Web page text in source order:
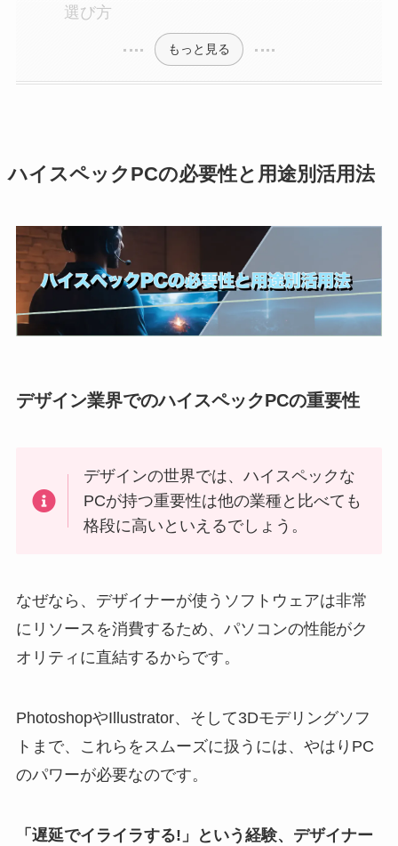
選び方
もっと見る
ハイスペックPCの必要性と用途別活用法
デザイン業界でのハイスペックPCの重要性
デザインの世界では、ハイスペックな
PCが持つ重要性は他の業種と比べても
格段に高いといえるでしょう。
なぜなら、デザイナーが使うソフトウェアは非常
にリソースを消費するため、パソコンの性能がク
オリティに直結するからです。
PhotoshopやIllustrator、そして3Dモデリングソフ
トまで、これらをスムーズに扱うには、やはりPC
のパワーが必要なのです。
「遅延でイライラする!」という経験、デザイナー